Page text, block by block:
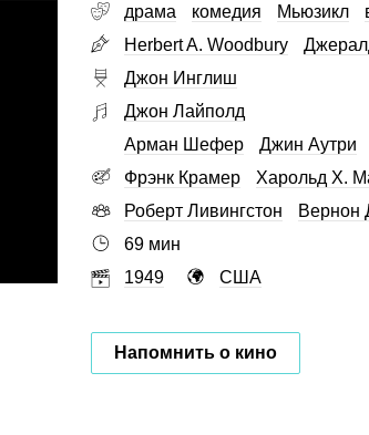
драма комедия Мьюзикл
Herbert A. Woodbury
Джон Инглиш
Джон Лайполд
Арман Шефер
Джин Аутри
Фрэнк Крамер
Харольд Х.
Роберт Ливингстон
Вернон
69 мин
1949
США
Напомнить о кино